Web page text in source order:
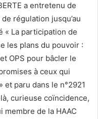
a entretenu de
régulation jusqu’au
« La participation de
les plans du pouvoir :
OPS pour bâcler le
à ceux qui
et paru dans le n°2921
curieuse coïncidence,
membre de la HAAC